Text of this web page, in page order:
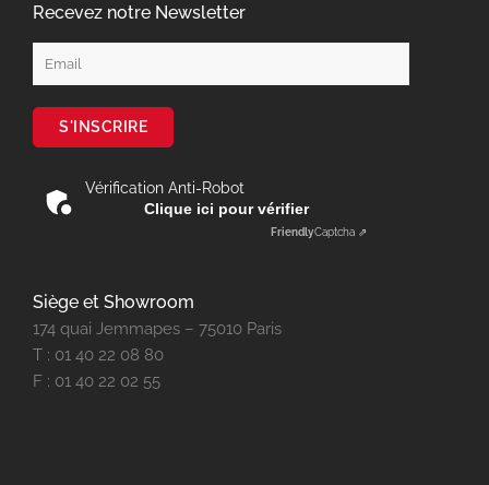
Recevez notre Newsletter
Vérification Anti-Robot
Clique ici pour vérifier
FriendlyCaptcha ⇗
Siège et Showroom
174 quai Jemmapes – 75010 Paris
T : 01 40 22 08 80
F : 01 40 22 02 55